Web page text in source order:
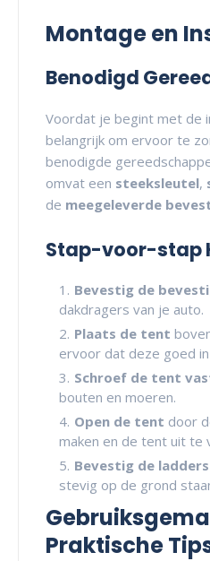
Montage en
Benodigd
Voordat je begint met de
belangrijk om ervoor te
benodigde
omvat een steeksleutel,
de meegeleverde
Stap-voor-stap
Bevestig de
dakdragers van je auto.
Plaats de tent
ervoor dat deze goed in
Schroef de tent
bouten en moeren.
Open de tent door
maken en de tent uit te
Bevestig de ladders
stevig op de grond
Praktische